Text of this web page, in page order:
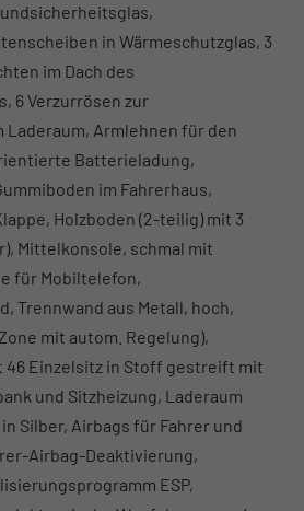
in Wärmeschutzglas, 3
im Dach des
6 Verzurrösen zur
Armlehnen für den
Batterieladung,
im Fahrerhaus,
Holzboden (2-teilig) mit 3
Mittelkonsole, schmal mit
für Mobiltelefon,
Trennwand aus Metall, hoch,
mit autom. Regelung),
46 Einzelsitz in Stoff gestreift mit
und Sitzheizung, Laderaum
Silber, Airbags für Fahrer und
Airbag-Deaktivierung,
ESP,